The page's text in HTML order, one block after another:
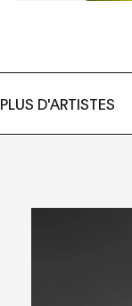
PLUS D'ARTISTES